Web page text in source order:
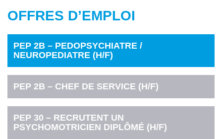
OFFRES D’EMPLOI
PEP 2B – PEDOPSYCHIATRE /
NEUROPEDIATRE (H/F)
PEP 2B – CHEF DE SERVICE (H/F)
PEP 30 – RECRUTENT UN
PSYCHOMOTRICIEN DIPLÔMÉ (H/F)